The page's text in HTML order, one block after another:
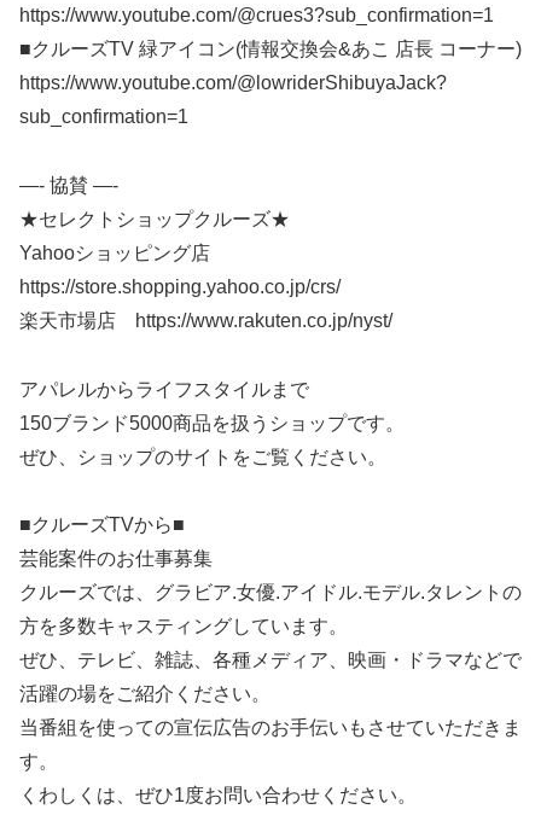
https://www.youtube.com/@crues3?sub_confirmation=1
■クルーズTV 緑アイコン(情報交換会&あこ 店長 コーナー)
https://www.youtube.com/@lowriderShibuyaJack?
sub_confirmation=1
—- 協賛 —-
★セレクトショップクルーズ★
Yahooショッピング店
https://store.shopping.yahoo.co.jp/crs/
楽天市場店 https://www.rakuten.co.jp/nyst/
アパレルからライフスタイルまで
150ブランド5000商品を扱うショップです。
ぜひ、ショップのサイトをご覧ください。
■クルーズTVから■
芸能案件のお仕事募集
クルーズでは、グラビア.女優.アイドル.モデル.タレントの
方を多数キャスティングしています。
ぜひ、テレビ、雑誌、各種メディア、映画・ドラマなどで
活躍の場をご紹介ください。
当番組を使っての宣伝広告のお手伝いもさせていただきま
す。
くわしくは、ぜひ1度お問い合わせください。